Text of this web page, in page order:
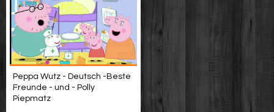
Peppa Wutz - Deutsch -Beste
Freunde - und - Polly
Piepmatz